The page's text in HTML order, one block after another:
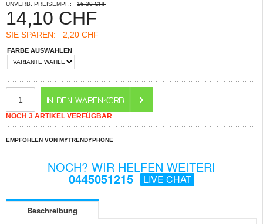
UNVERB. PREISEMPF.: 16,30 CHF
14,10 CHF
SIE SPAREN: 2,20 CHF
FARBE AUSWÄHLEN
NOCH 3 ARTIKEL VERFÜGBAR
EMPFOHLEN VON MYTRENDYPHONE
NOCH? WIR HELFEN WEITERI
0445051215 LIVE CHAT
Beschreibung